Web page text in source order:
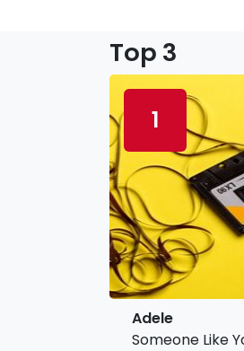
Top 3
1
Adele
Someone Like